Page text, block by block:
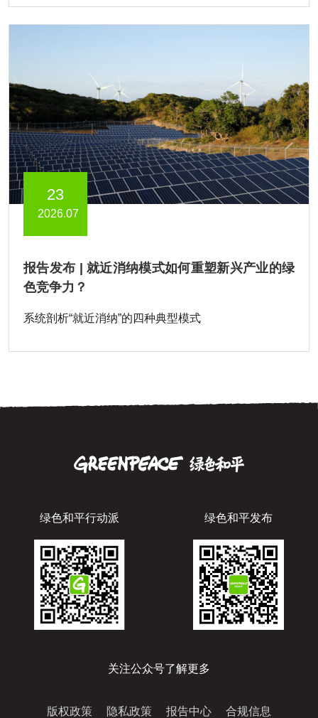
23
2026.07
报告发布 | 就近消纳模式如何重塑新兴产业的绿
色竞争力？
系统剖析“就近消纳”的四种典型模式
绿色和平行动派 绿色和平发布
关注公众号了解更多
版权政策 隐私政策 报告中心 合规信息